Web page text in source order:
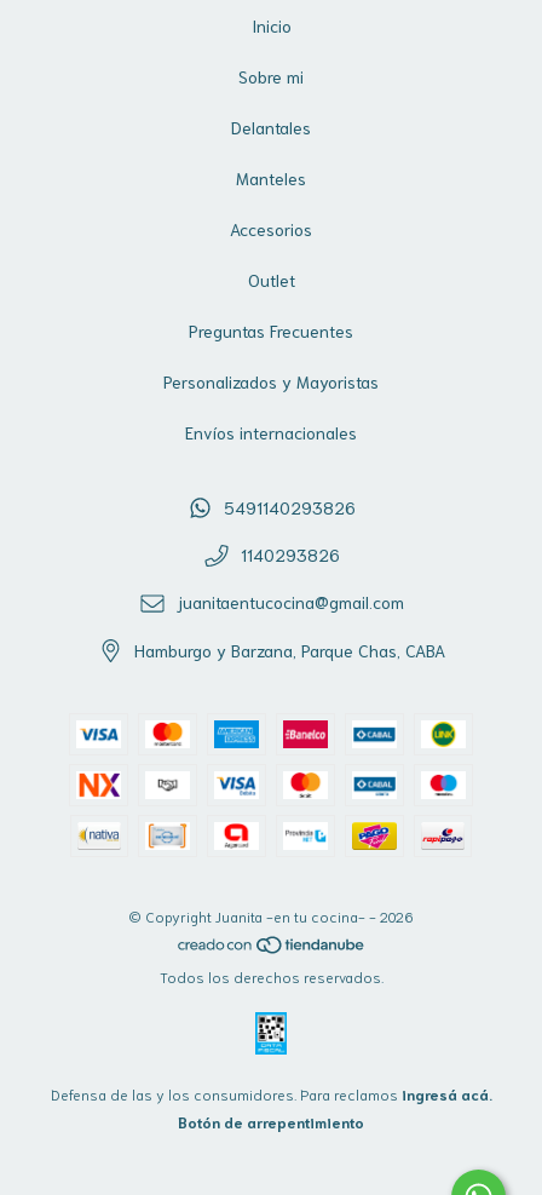
Inicio
Sobre mi
Delantales
Manteles
Accesorios
Outlet
Preguntas Frecuentes
Personalizados y Mayoristas
Envíos internacionales
5491140293826
1140293826
juanitaentucocina@gmail.com
Hamburgo y Barzana, Parque Chas, CABA
© Copyright Juanita -en tu cocina- - 2026
Todos los derechos reservados.
Defensa de las y los consumidores. Para reclamos ingresá acá.
Botón de arrepentimiento